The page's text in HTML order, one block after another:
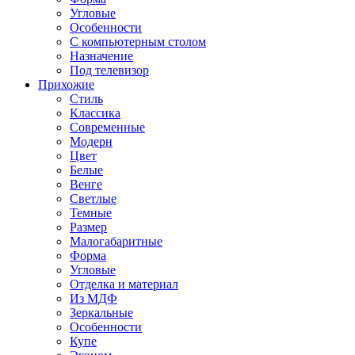
Угловые
Особенности
С компьютерным столом
Назначение
Под телевизор
Прихожие
Стиль
Классика
Современные
Модерн
Цвет
Белые
Венге
Светлые
Темные
Размер
Малогабаритные
Форма
Угловые
Отделка и материал
Из МДФ
Зеркальные
Особенности
Купе